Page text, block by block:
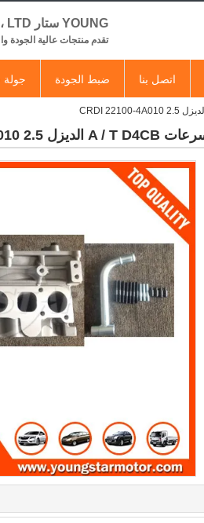
YOUNG ستار MOTOR CO.، LTD.
تقدم منتجات عالية الجودة
ضبط الجودة اتصل بنا